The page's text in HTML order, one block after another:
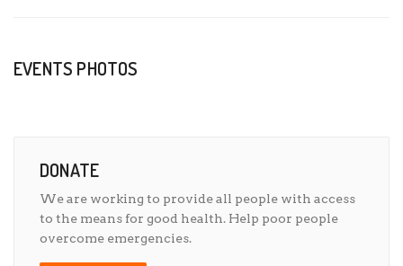
EVENTS PHOTOS
DONATE
We are working to provide all people with access
to the means for good health. Help poor people
overcome emergencies.